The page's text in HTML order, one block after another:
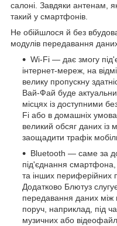
салоні. Завдяки антенам,
такий у смартфонів.
Не обійшлося й без
модулів передавання
Wi-Fi — дає змогу
інтернет-мереж, на
велику пропускну
Вай-Фай буде
місцях із доступними
Fi або в домашніх
великий обсяг даних із
заощадити трафік
Bluetooth — саме за
під'єднання смартфона,
та інших периферійних
Додатково Блютуз
передавання даних
поруч, наприклад, під
музичних або